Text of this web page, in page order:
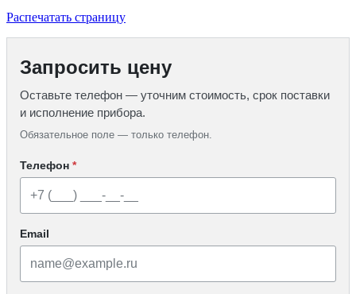
Распечатать страницу
Запросить цену
Оставьте телефон — уточним стоимость, срок поставки
и исполнение прибора.
Обязательное поле — только телефон.
Телефон *
Email